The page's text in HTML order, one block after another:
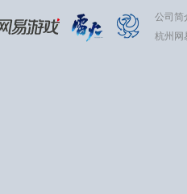
公司简
杭州